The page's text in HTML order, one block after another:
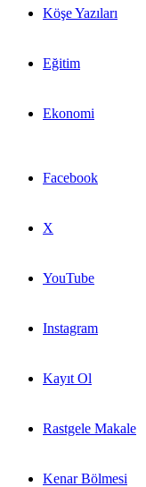
Köşe Yazıları
Eğitim
Ekonomi
Facebook
X
YouTube
Instagram
Kayıt Ol
Rastgele Makale
Kenar Bölmesi